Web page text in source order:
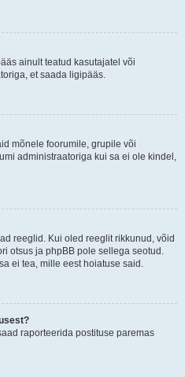
ainult teatud kasutajatel või
et saada ligipääs.
mõnele foorumile, grupile või
administraatoriga kui sa ei ole kindel,
reeglid. Kui oled reeglit rikkunud, võid
otsus ja phpBB pole sellega seotud.
ei tea, mille eest hoiatuse said.
raporteerida postituse paremas